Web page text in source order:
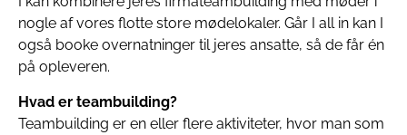
nogle af vores flotte store mødelokaler. Går I all in kan I
også booke overnatninger til jeres ansatte, så de får én
på opleveren.
Hvad er teambuilding?
Teambuilding er en eller flere aktiviteter, hvor man som